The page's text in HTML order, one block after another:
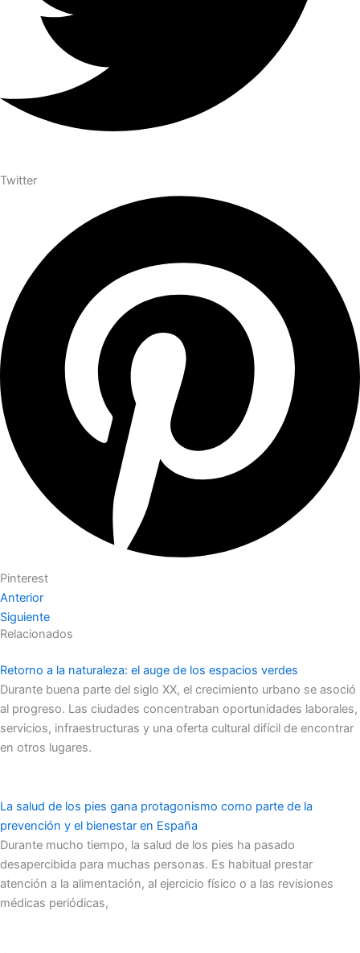
Twitter
Pinterest
Anterior
Siguiente
Relacionados
Retorno a la naturaleza: el auge de los espacios verdes
Durante buena parte del siglo XX, el crecimiento urbano se asoció
al progreso. Las ciudades concentraban oportunidades laborales,
servicios, infraestructuras y una oferta cultural difícil de encontrar
en otros lugares.
La salud de los pies gana protagonismo como parte de la
prevención y el bienestar en España
Durante mucho tiempo, la salud de los pies ha pasado
desapercibida para muchas personas. Es habitual prestar
atención a la alimentación, al ejercicio físico o a las revisiones
médicas periódicas,